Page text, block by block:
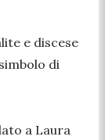
e discese
di
a Laura